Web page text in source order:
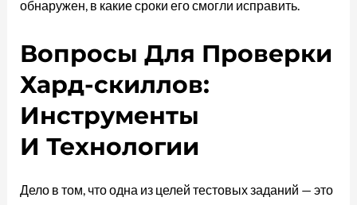
обнаружен, в какие сроки его смогли исправить.
Вопросы Для Проверки
Хард-скиллов:
Инструменты
И Технологии
Дело в том, что одна из целей тестовых заданий — это